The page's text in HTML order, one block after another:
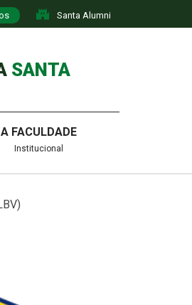
Santa Alumni
SANTA
A FACULDADE
Institucional